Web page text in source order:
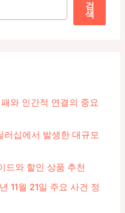
검
색
와 인간적 연결의 중요
러십에서 발생한 대규모
드와 할인 상품 추천
11월 21일 주요 사건 정